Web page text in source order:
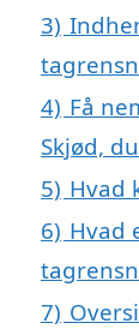
3)
4) Få
Skjød,
5) Hvad
6) Hvad
7)